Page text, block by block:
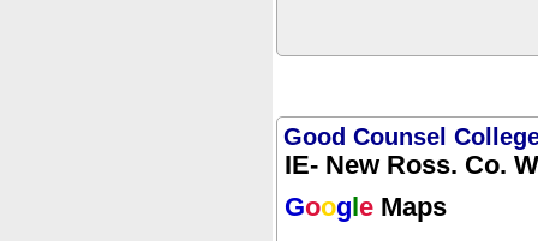
Good Counsel
IE- New Ross. Co.
Goog e Maps